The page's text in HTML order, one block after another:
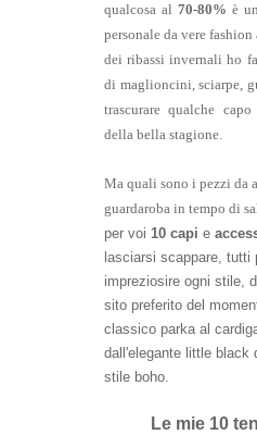
qualcosa al 70-80% è
personale da vere
dei ribassi invernali ho
di maglioncini, sciarpe,
trascurare qualche
della bella stagione.
Ma quali sono i pezzi da
guardaroba in tempo di
per voi 10 capi e
lasciarsi scappare, tutti
impreziosire ogni stile,
sito preferito del
classico parka al
dall'elegante little black
stile boho.
Le mie 10